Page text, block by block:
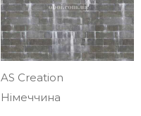
AS Creation
Німеччина